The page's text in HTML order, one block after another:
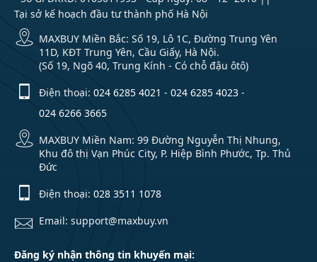
Tại sở kế hoạch đầu tư thành phố Hà Nội
MAXBUY Miền Bắc: Số 19, Lô 1C, Đường Trung Yên
11D, KĐT Trung Yên, Cầu Giấy, Hà Nội.
(Số 19, Ngõ 40, Trung Kính - Có chỗ đậu ôtô)
Điện thoại: 024 6285 4021 - 024 6285 4023 -
024 6266 3665
MAXBUY Miền Nam: 99 Đường Nguyễn Thị Nhung,
Khu đô thị Vạn Phúc City, P. Hiệp Bình Phước, Tp. Thủ
Đức
Điện thoại: 028 3511 1078
Email: support@maxbuy.vn
Đăng ký nhận thông tin khuyến mại: